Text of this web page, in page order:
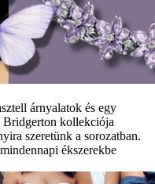
árnyalatok és egy
Bridgerton kollekciója
szeretünk a sorozatban.
ékszerekbe